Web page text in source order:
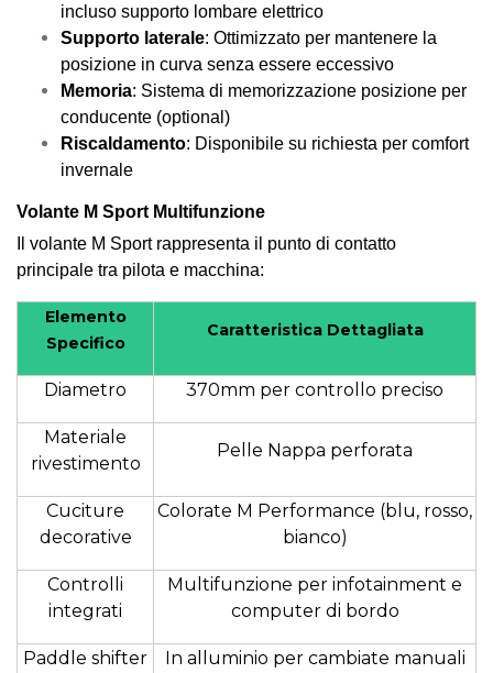
incluso supporto lombare elettrico
Supporto laterale: Ottimizzato per mantenere la
posizione in curva senza essere eccessivo
Memoria: Sistema di memorizzazione posizione per
conducente (optional)
Riscaldamento: Disponibile su richiesta per comfort
invernale
Volante M Sport Multifunzione
Il volante M Sport rappresenta il punto di contatto
principale tra pilota e macchina:
Elemento
Specifico
Caratteristica Dettagliata
Diametro 370mm per controllo preciso
Materiale
rivestimento
Pelle Nappa perforata
Cuciture
decorative
Colorate M Performance (blu, rosso,
bianco)
Controlli
integrati
Multifunzione per infotainment e
computer di bordo
Paddle shifter In alluminio per cambiate manuali